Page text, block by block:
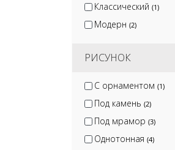
Классический (1)
Модерн (2)
РИСУНОК
С орнаментом (1)
Под камень (2)
Под мрамор (3)
Однотонная (4)